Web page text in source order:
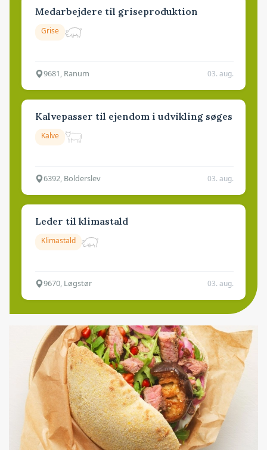
Medarbejdere til griseproduktion
Grise
9681, Ranum 03. aug.
Kalvepasser til ejendom i udvikling søges
Kalve
6392, Bolderslev 03. aug.
Leder til klimastald
Klimastald
9670, Løgstør 03. aug.